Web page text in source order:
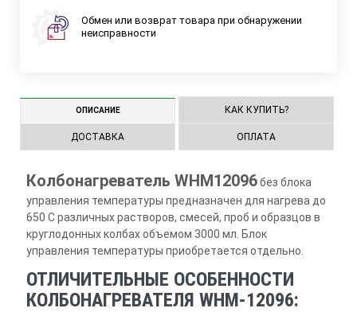
Обмен или возврат товара при обнаружении
неисправности
ОПИСАНИЕ КАК КУПИТЬ?
ДОСТАВКА ОПЛАТА
Колбонагреватель WHM12096без блока
управления температуры предназначен для нагрева до
650 С различных растворов, смесей, проб и образцов в
круглодонных колбах объемом 3000 мл. Блок
управления температуры приобретается отдельно.
ОТЛИЧИТЕЛЬНЫЕ ОСОБЕННОСТИ
КОЛБОНАГРЕВАТЕЛЯ WHM-12096: